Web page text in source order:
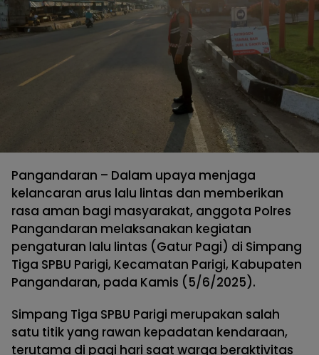
Pangandaran – Dalam upaya menjaga
kelancaran arus lalu lintas dan memberikan
rasa aman bagi masyarakat, anggota Polres
Pangandaran melaksanakan kegiatan
pengaturan lalu lintas (Gatur Pagi) di Simpang
Tiga SPBU Parigi, Kecamatan Parigi, Kabupaten
Pangandaran, pada Kamis (5/6/2025).
Simpang Tiga SPBU Parigi merupakan salah
satu titik yang rawan kepadatan kendaraan,
terutama di pagi hari saat warga beraktivitas